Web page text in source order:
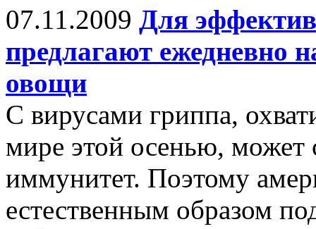
07.11.2009 Для
предлагают ежедневно
овощи
С вирусами гриппа,
мире этой осенью, может
иммунитет. Поэтому
естественным образом